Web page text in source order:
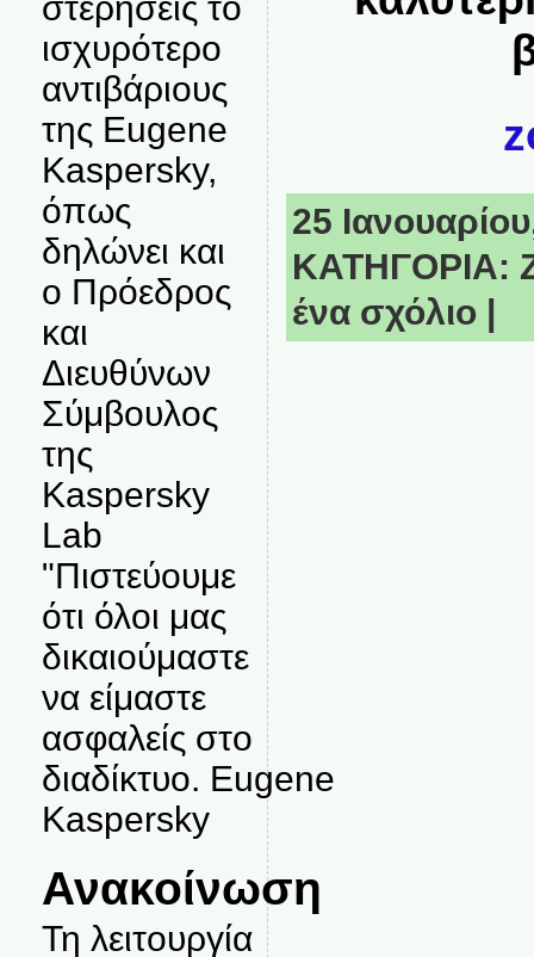
ισχυρότερο
αντιβάριους
της Eugene
Kaspersky,
όπως
δηλώνει και
ο Πρόεδρος
και
Διευθύνων
Σύμβουλος
της
Kaspersky
Lab
"Πιστεύουμε
ότι όλοι μας
δικαιούμαστε
να είμαστε
ασφαλείς στο
διαδίκτυο. Eugene
Kaspersky
Ανακοίνωση
Τη λειτουργία
25
ΚΑΤΗΓΟΡΙΑ:
ένα σχόλιο